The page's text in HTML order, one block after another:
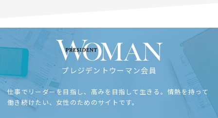
プレジデントウーマン会員
仕事でリーダーを目指し、高みを目指して生きる。情熱を持って
働き続けたい、女性のためのサイトです。